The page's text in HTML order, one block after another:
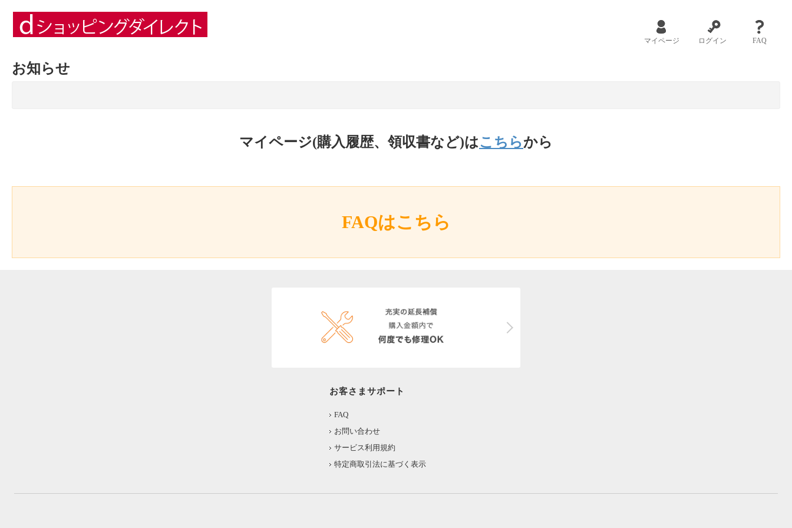
マイページ ログイン FAQ
お知らせ
マイページ(購入履歴、領収書など)はこちらから
FAQはこちら
お客さまサポート
FAQ
お問い合わせ
サービス利用規約
特定商取引法に基づく表示